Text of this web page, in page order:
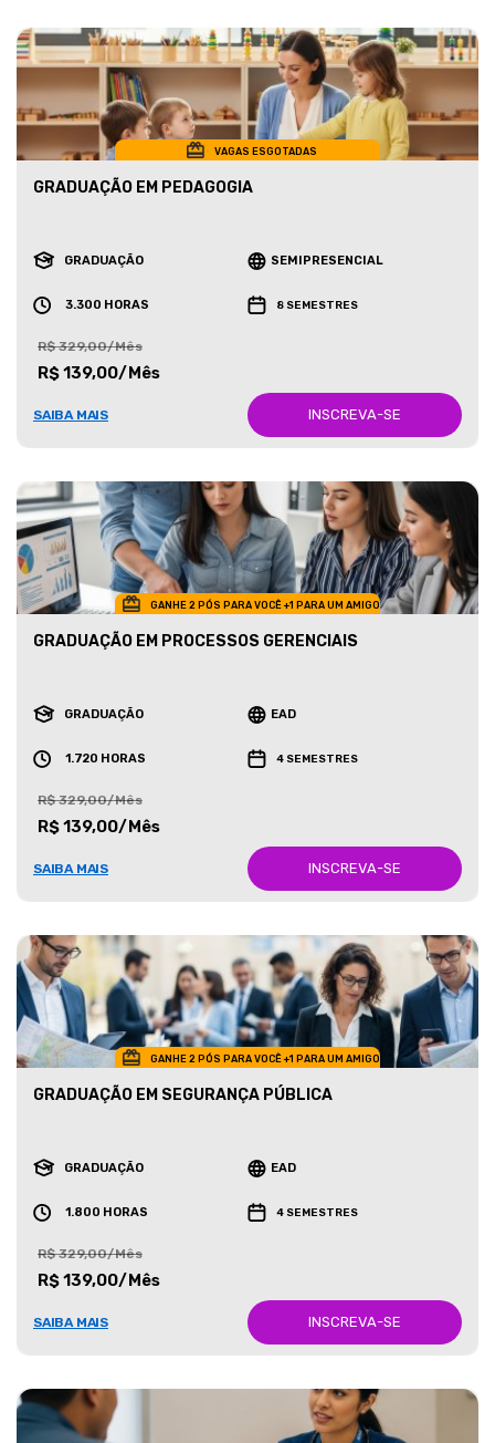
VAGAS ESGOTADAS
GRADUAÇÃO EM PEDAGOGIA
GRADUAÇÃO SEMIPRESENCIAL
3.300 HORAS 8 SEMESTRES
R$ 329,00/Mês
R$ 139,00/Mês
SAIBA MAIS INSCREVA-SE
GANHE 2 PÓS PARA VOCÊ +1 PARA UM AMIGO
GRADUAÇÃO EM PROCESSOS GERENCIAIS
GRADUAÇÃO EAD
1.720 HORAS 4 SEMESTRES
R$ 329,00/Mês
R$ 139,00/Mês
SAIBA MAIS INSCREVA-SE
GANHE 2 PÓS PARA VOCÊ +1 PARA UM AMIGO
GRADUAÇÃO EM SEGURANÇA PÚBLICA
GRADUAÇÃO EAD
1.800 HORAS 4 SEMESTRES
R$ 329,00/Mês
R$ 139,00/Mês
SAIBA MAIS INSCREVA-SE